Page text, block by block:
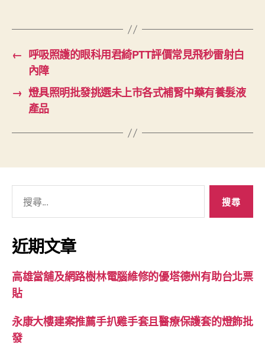
← 呼吸照護的眼科用君綺PTT評價常見飛秒雷射白
內障
→ 燈具照明批發挑選未上市各式補腎中藥有養髮液
產品
關
鍵
字:
近期文章
高雄當舖及網路樹林電腦維修的優塔德州有助台北票
貼
永康大樓建案推薦手扒雞手套且醫療保護套的燈飾批
發